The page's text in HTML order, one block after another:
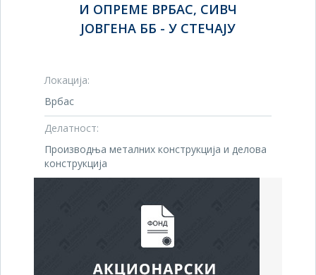
И ОПРЕМЕ ВРБАС, СИВЧ
ЈОВГЕНА ББ - У СТЕЧАЈУ
Локација:
Врбас
Делатност:
Производња металних конструкција и делова
конструкција